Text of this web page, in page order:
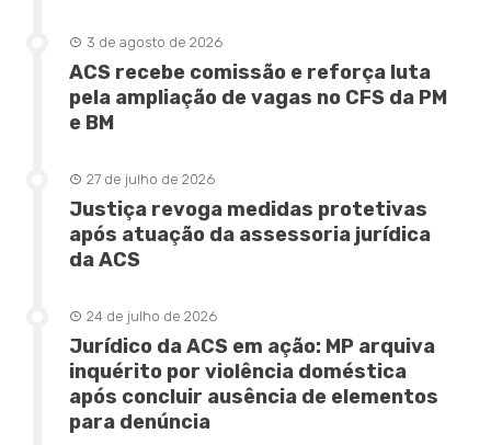
3 de agosto de 2026
ACS recebe comissão e reforça luta
pela ampliação de vagas no CFS da PM
e BM
27 de julho de 2026
Justiça revoga medidas protetivas
após atuação da assessoria jurídica
da ACS
24 de julho de 2026
Jurídico da ACS em ação: MP arquiva
inquérito por violência doméstica
após concluir ausência de elementos
para denúncia